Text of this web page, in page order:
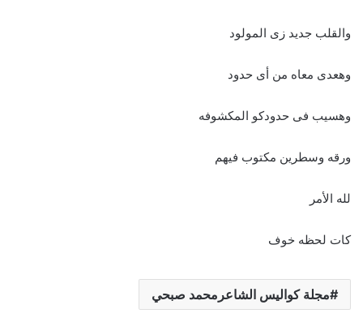
والقلب جديد زى المولود
وهعدى معاه من أى حدود
وهسيب فى حدودكو المكشوفه
ورقه وسطرين مكتوب فيهم
لله الأمر
كات لحظه خوف
مجلة كواليس الشاعرمحمد صبحي